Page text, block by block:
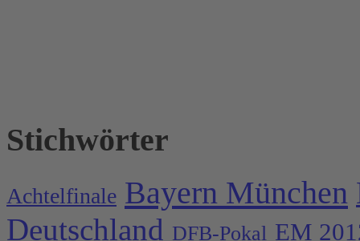
Stichwörter
Achtelfinale Bayern München
Deutschland DFB-Pokal EM